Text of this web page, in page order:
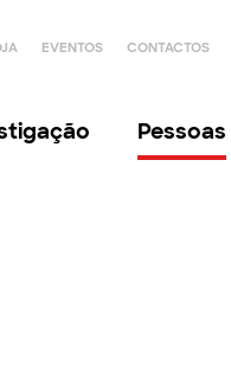
EVENTOS CONTACTOS
Pessoas